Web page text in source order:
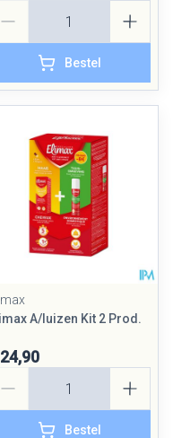
Bestel
A/luizen Kit 2 Prod.
Bestel